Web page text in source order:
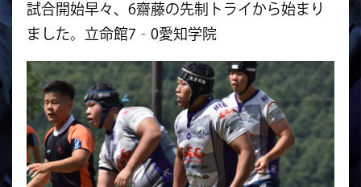
試合開始早々、6齋藤の先制トライから始まり
ました。立命館7‐0愛知学院